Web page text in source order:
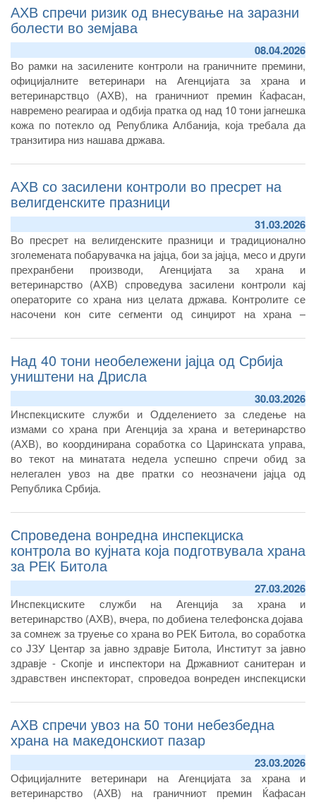
АХВ спречи ризик од внесување на заразни
болести во земјава
08.04.2026
Во рамки на засилените контроли на граничните премини,
официјалните ветеринари на Агенцијата за храна и
ветеринарствцо (АХВ), на граничниот премин Ќафасан,
навремено реагираа и одбија пратка од над 10 тони јагнешка
кожа по потекло од Република Албанија, која требала да
транзитира низ нашава држава.
АХВ со засилени контроли во пресрет на
велигденските празници
31.03.2026
Во пресрет на велигденските празници и традиционално
зголемената побарувачка на јајца, бои за јајца, месо и други
прехранбени производи, Агенцијата за храна и
ветеринарство (АХВ) спроведува засилени контроли кај
операторите со храна низ целата држава. Контролите се
насочени кон сите сегменти од синџирот на храна –
цел да се спречи пласирање на небезбедни производи и да
се сузбие нелегалната трговија.
Над 40 тони необележени јајца од Србија
уништени на Дрисла
30.03.2026
Инспекциските служби и Одделението за следење на
измами со храна при Агенција за храна и ветеринарство
(АХВ), во координирана соработка со Царинската управа,
во текот на минатата недела успешно спречи обид за
нелегален увоз на две пратки со неозначени јајца од
Република Србија.
Спроведена вонредна инспекциска
контрола во кујната која подготвувала храна
за РЕК Битола
27.03.2026
Инспекциските служби на Агенција за храна и
ветеринарство (АХВ), вчера, по добиена телефонска дојава
за сомнеж за труење со храна во РЕК Битола, во соработка
со ЈЗУ Центар за јавно здравје Битола, Институт за јавно
здравје - Скопје и инспектори на Државниот санитеран и
здравствен инспекторат, спроведоа вонреден инспекциски
храна на РЕК Битола. Во координирана акција, земени се
мостри од храна и брисеви од работни површини, раце и
нос на затекнати вработени лица во кујната.
АХВ спречи увоз на 50 тони небезбедна
храна на македонскиот пазар
23.03.2026
Официјалните ветеринари на Агенцијата за храна и
ветеринарство (АХВ) на граничниот премин Ќафасан